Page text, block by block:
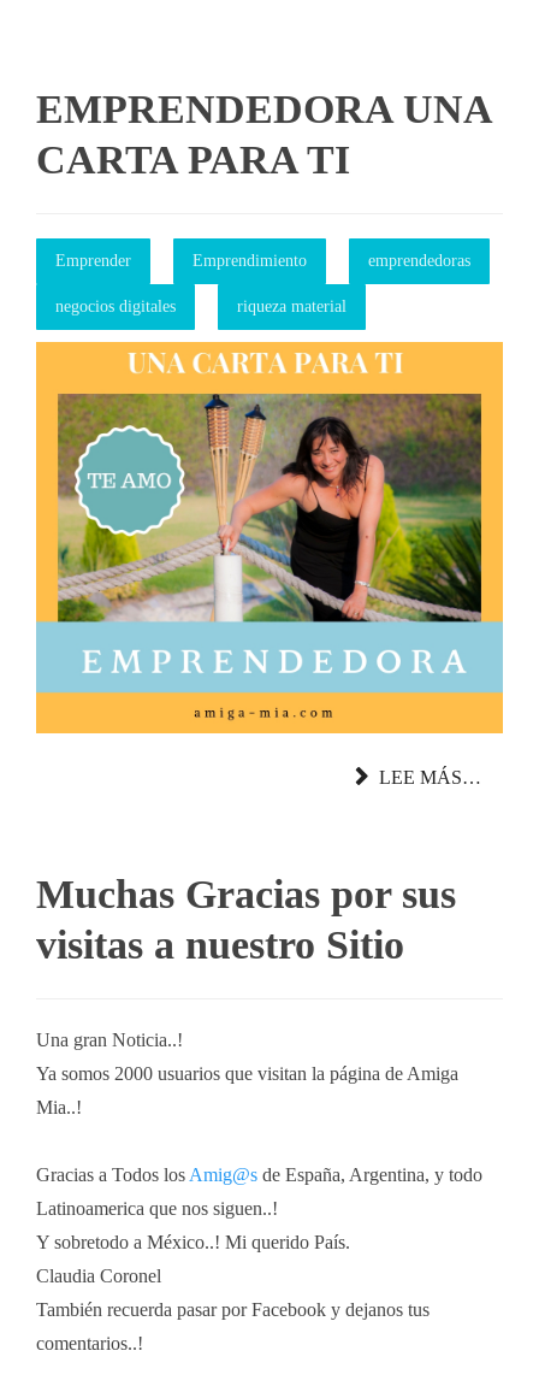
EMPRENDEDORA UNA
CARTA PARA TI
Emprender Emprendimiento emprendedoras
negocios digitales riqueza material
LEE MÁS…
Muchas Gracias por sus
visitas a nuestro Sitio
Una gran Noticia..!
Ya somos 2000 usuarios que visitan la página de Amiga
Mia..!
Gracias a Todos los Amig@s de España, Argentina, y todo
Latinoamerica que nos siguen..!
Y sobretodo a México..! Mi querido País.
Claudia Coronel
También recuerda pasar por Facebook y dejanos tus
comentarios..!